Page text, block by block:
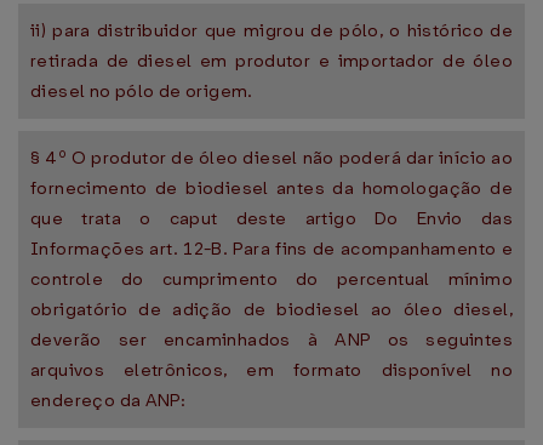
ii) para distribuidor que migrou de pólo, o histórico de
retirada de diesel em produtor e importador de óleo
diesel no pólo de origem.
§ 4º O produtor de óleo diesel não poderá dar início ao
fornecimento de biodiesel antes da homologação de
que trata o caput deste artigo Do Envio das
Informações art. 12-B. Para fins de acompanhamento e
controle do cumprimento do percentual mínimo
obrigatório de adição de biodiesel ao óleo diesel,
deverão ser encaminhados à ANP os seguintes
arquivos eletrônicos, em formato disponível no
endereço da ANP: